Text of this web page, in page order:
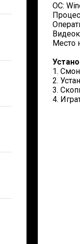
ОС:
Место
1.
2.
3.
4.